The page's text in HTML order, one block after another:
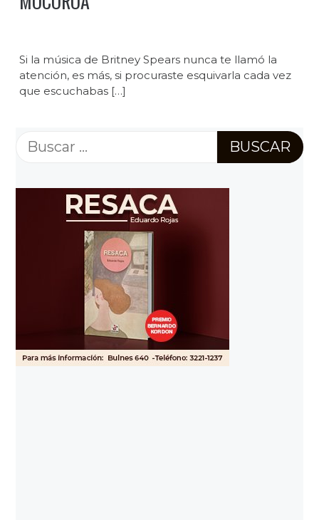
Si la música de Britney Spears nunca te llamó la
atención, es más, si procuraste esquivarla cada vez
que escuchabas […]
Buscar: